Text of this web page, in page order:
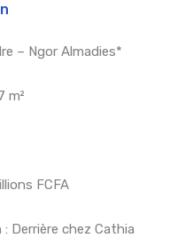
– Ngor Almadies*
m²
FCFA
Derrière chez Cathia